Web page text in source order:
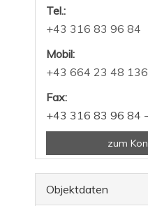
Tel.:
+43 316 83 96 84
Mobil:
+43 664 23 48 136
Fax:
+43 316 83 96 84
zum
Objektdaten